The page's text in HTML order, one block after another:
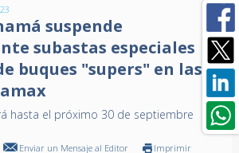
suspende
subastas especiales
buques "supers" en las
hasta el próximo 30 de septiembre
Enviar un Mensaje al Editor Imprimir